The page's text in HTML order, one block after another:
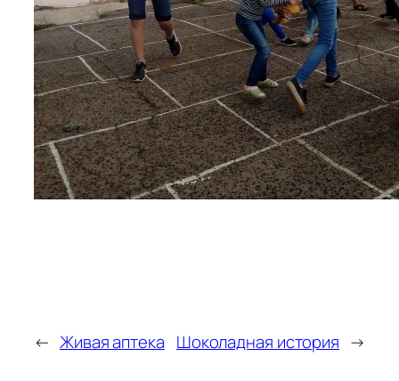
← Живая аптека Шоколадная история →